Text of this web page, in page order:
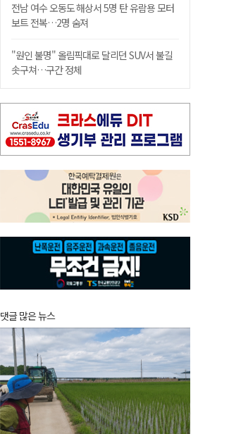
전남 여수 오동도 해상서 5명 탄 유람용 모터
보트 전복…2명 숨져
"원인 불명" 올림픽대로 달리던 SUV서 불길
솟구쳐…구간 정체
댓글 많은 뉴스